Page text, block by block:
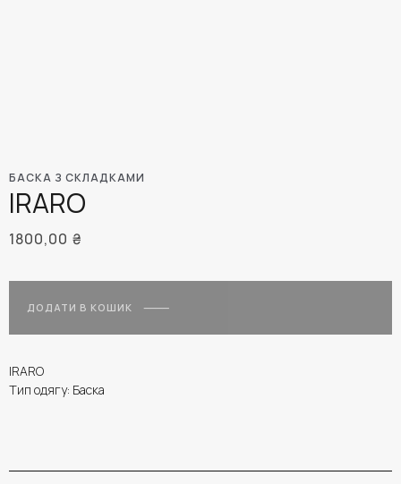
БАСКА З СКЛАДКАМИ
IRARO
1800,00 ₴
ДОДАТИ В КОШИК
IRARO
Тип одягу: Баска